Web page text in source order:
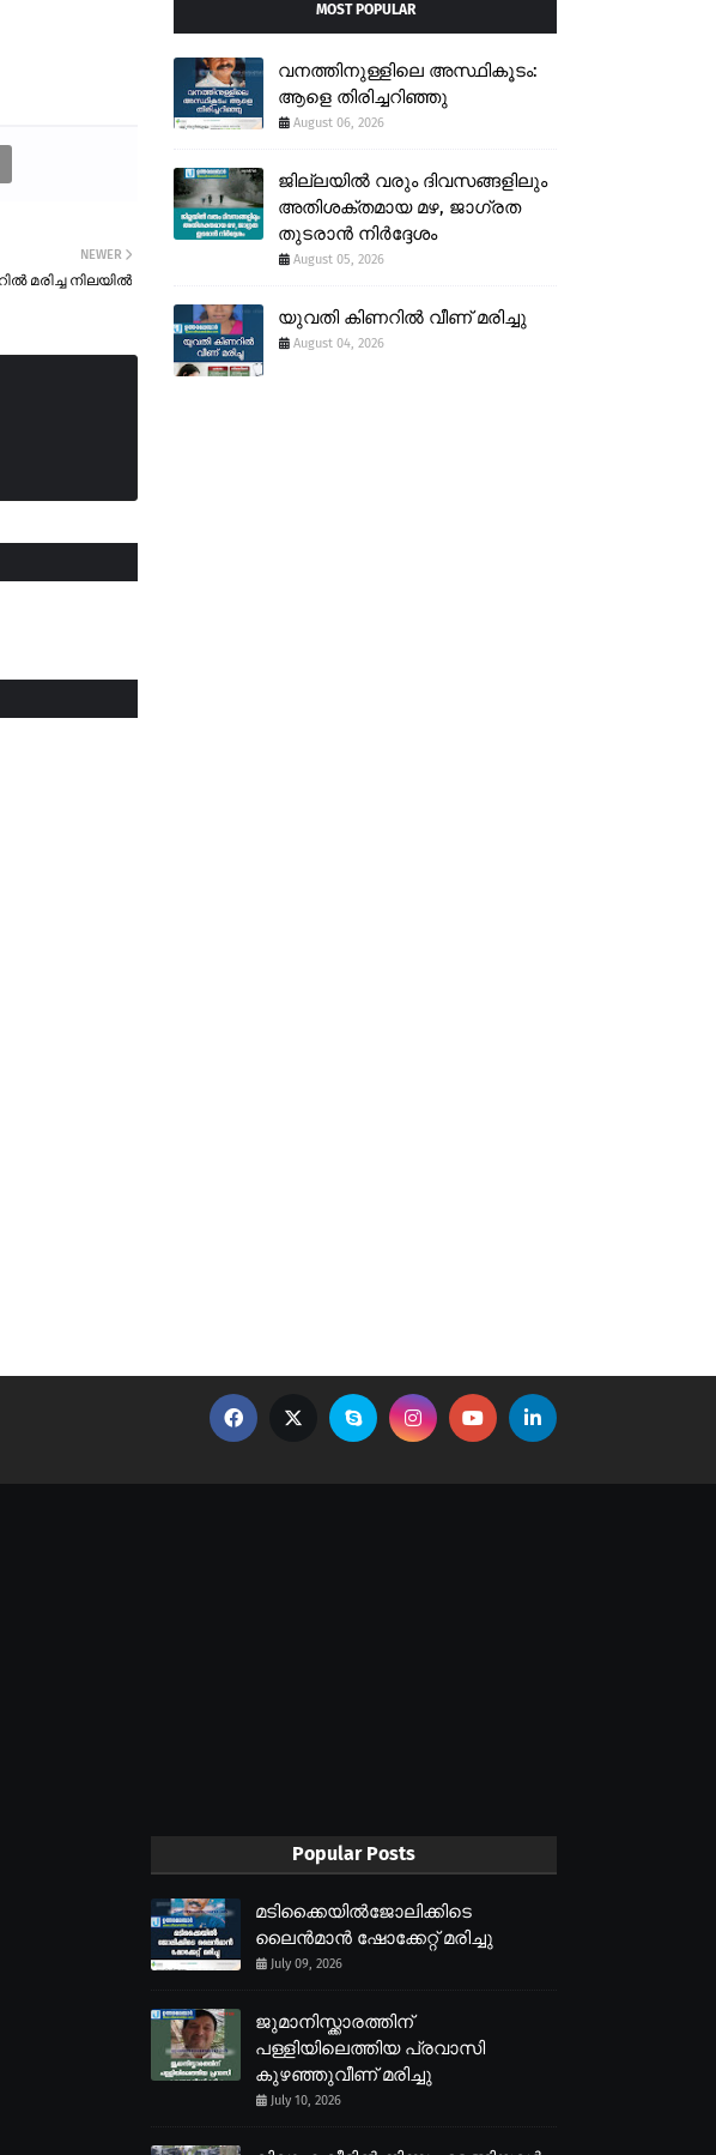
NEWER
മരിച്ച നിലയിൽ
MOST POPULAR
വനത്തിനുള്ളിലെ അസ്ഥികൂടം:
ആളെ തിരിച്ചറിഞ്ഞു
August 06, 2026
ജില്ലയിൽ വരും ദിവസങ്ങളിലും
അതിശക്തമായ മഴ, ജാഗ്രത
തുടരാൻ നിർദ്ദേശം
August 05, 2026
യുവതി കിണറിൽ വീണ് മരിച്ചു
August 04, 2026
Popular Posts
മടിക്കൈയിൽജോലിക്കിടെ
ലൈൻമാൻ ഷോക്കേറ്റ് മരിച്ചു
July 09, 2026
ജുമാനിസ്ക്കാരത്തിന്
പള്ളിയിലെത്തിയ പ്രവാസി
കുഴഞ്ഞുവീണ് മരിച്ചു
July 10, 2026